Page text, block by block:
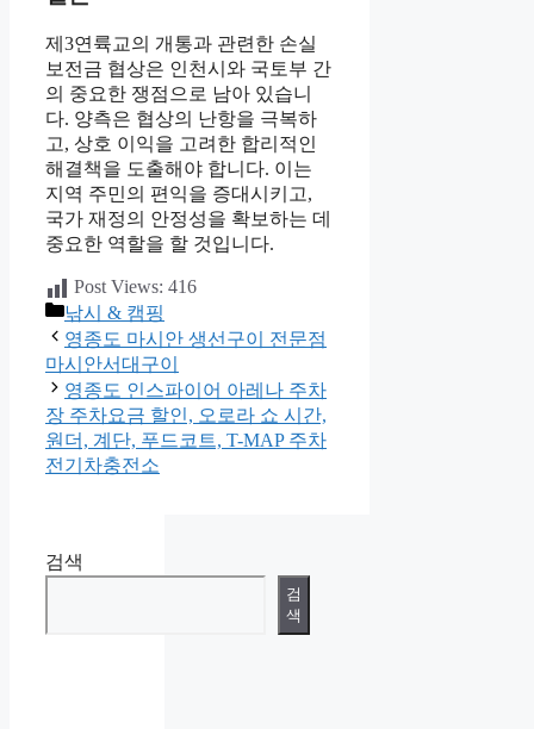
제3연륙교의 개통과 관련한 손실
보전금 협상은 인천시와 국토부 간
의 중요한 쟁점으로 남아 있습니
다. 양측은 협상의 난항을 극복하
고, 상호 이익을 고려한 합리적인
해결책을 도출해야 합니다. 이는
지역 주민의 편익을 증대시키고,
국가 재정의 안정성을 확보하는 데
중요한 역할을 할 것입니다.
Post Views: 416
카
테
고
리
낚시 & 캠핑
영종도 마시안 생선구이 전문점
마시안서대구이
영종도 인스파이어 아레나 주차
장 주차요금 할인, 오로라 쇼 시간,
원더, 계단, 푸드코트, T-MAP 주차
전기차충전소
검색
검
색